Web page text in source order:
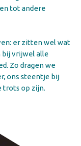
tot andere
er zitten wel wat
bij vrijwel alle
Zo dragen we
ons steentje bij
trots op zijn.